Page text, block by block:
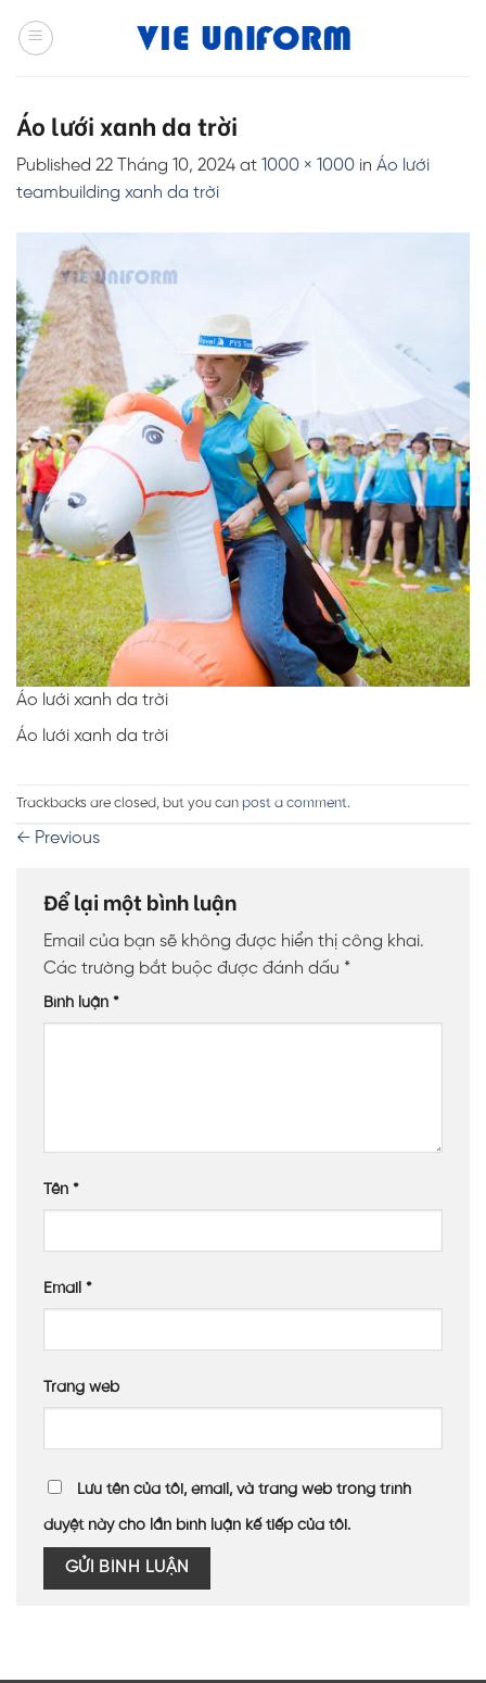
Áo lưới xanh da trời
Published 22 Tháng 10, 2024 at 1000 × 1000 in Áo lưới
teambuilding xanh da trời
Áo lưới xanh da trời
Áo lưới xanh da trời
Trackbacks are closed, but you can post a comment.
← Previous
Để lại một bình luận
Email của bạn sẽ không được hiển thị công khai.
Các trường bắt buộc được đánh dấu *
Bình luận *
Tên *
Email *
Trang web
Lưu tên của tôi, email, và trang web trong trình
duyệt này cho lần bình luận kế tiếp của tôi.